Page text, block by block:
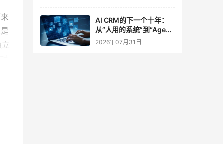
AI CRM的下一个十年：
从“人用的系统”到“Agent
调用的底座”
2026年07月31日